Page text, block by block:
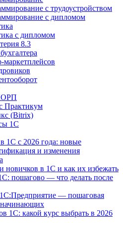
с трудоустройством
с дипломом
с дипломом
8.3
маркетплейсов
Практикум
(Bitrix)
1С
1С с 2026 года: новые
и изменения
в 1С и как их избежать
пошагово — что делать после
— пошаговая
начинающих
1С: какой курс выбрать в 2026